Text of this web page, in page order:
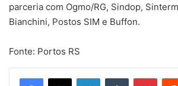
parceria com Ogmo/RG, Sindop,
Bianchini, Postos SIM e Buffon.
Fonte: Portos RS
LinkedinTumblr